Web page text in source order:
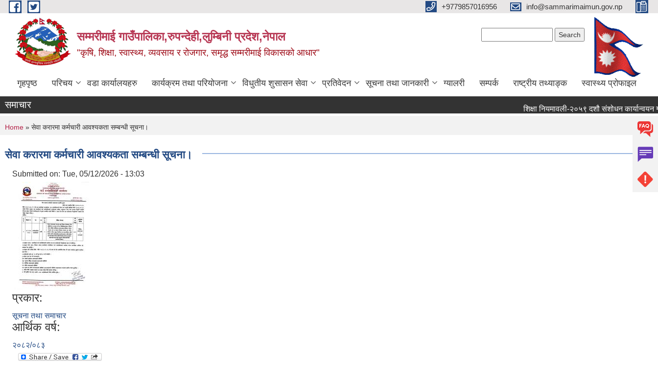
Skip to main content +9779857016956 info@sammarimaimun.gov.np
सम्मरीमाई गाउँपालिका,रुपन्देही,लुम्बिनी प्रदेश,नेपाल
"कृषि, शिक्षा, स्वास्थ्य, व्यवसाय र रोजगार, समृद्ध सम्मरीमाई विकासको आधार"
गृहपृष्ठ परिचय वडा कार्यालयहरु कार्यक्रम तथा परियोजना विधुतीय शुसासन सेवा प्रतिवेदन सूचना तथा जानकारी ग्यालरी सम्पर्क राष्ट्रीय तथ्याङ्क स्वास्थ्य प्रोफाइल
समाचार शिक्षा नियमावली-२०५९ दशौ संशोधन कार्यान्वयन गर्ने
You are here
Home » सेवा करारमा कर्मचारी आवश्यकता सम्बन्धी सूचना।
सेवा करारमा कर्मचारी आवश्यकता सम्बन्धी सूचना।
Submitted on: Tue, 05/12/2026 - 13:03
प्रकार:
सूचना तथा समाचार
आर्थिक वर्ष:
२०८२/०८३